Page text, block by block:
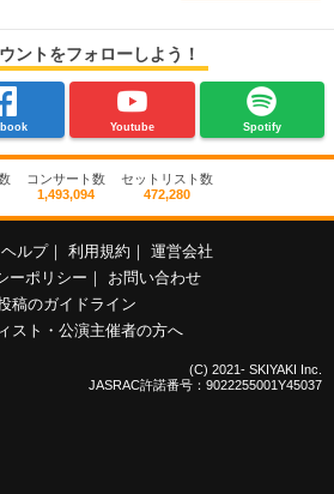
ントをフォローしよう！
Youtube Spotify
コンサート数
1,493,094
セットリスト数
472,280
ヘルプ 利用規約
運営会社
ーポリシー
お問い合わせ
稿のガイドライン
スト・公演主催者の方へ
(C) 2021- SKIYAKI Inc.
JASRAC許諾番号：9022255001Y45037